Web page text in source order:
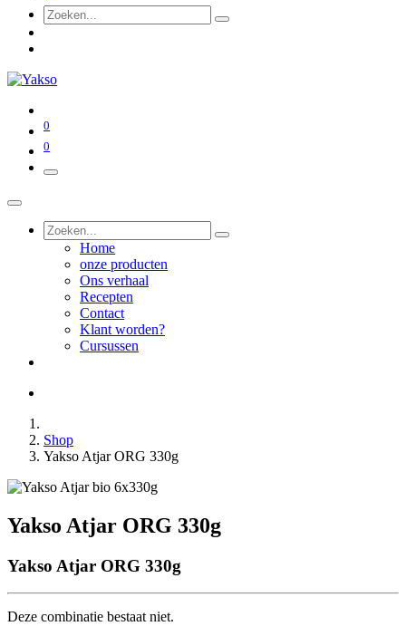
0
0
Home
onze producten
Ons verhaal
Recepten
Contact
Klant worden?
Cursussen
Shop
Yakso Atjar ORG 330g
Yakso Atjar ORG 330g
Yakso Atjar ORG 330g
Deze combinatie bestaat niet.